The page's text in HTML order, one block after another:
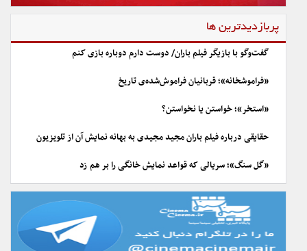
پربازدیدترین ها
گفت‌وگو با بازیگر فیلم باران/ دوست دارم دوباره بازی کنم
«فراموشخانه»؛ قربانیان فراموش‌شده‌ی تاریخ
«استخر»؛ خواستن یا نخواستن؟
حقایقی درباره فیلم باران مجید مجیدی به بهانه نمایش آن از تلویزیون
«گل سنگ»؛ سریالی که قواعد نمایش خانگی را بر هم زد